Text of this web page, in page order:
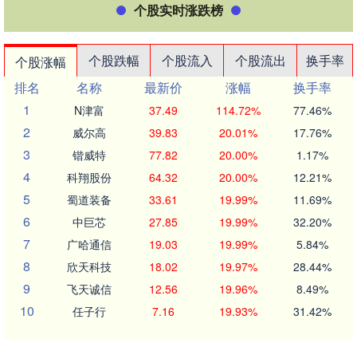
个股实时涨跌榜
个股涨幅 个股跌幅 个股流入 个股流出
换手率
排名
名称 最新价 涨幅
换手率
1
N津富 37.49 114.72% 77.46%
2 威尔高 39.83 20.01% 17.76%
3 锴威特 77.82 20.00% 1.17%
4 科翔股份 64.32 20.00% 12.21%
5 蜀道装备 33.61 19.99% 11.69%
6 中巨芯 27.85 19.99% 32.20%
7 广哈通信 19.03 19.99% 5.84%
8 欣天科技 18.02 19.97% 28.44%
9 飞天诚信 12.56 19.96% 8.49%
10 任子行 7.16 19.93% 31.42%